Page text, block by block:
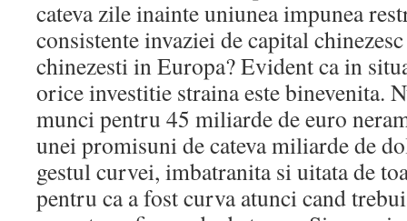
cateva zile inainte uniunea impunea
consistente invaziei de capital
chinezesti in Europa? Evident ca in
orice investitie straina este binevenita.
munci pentru 45 miliarde de euro
unei promisuni de cateva miliarde de
gestul curvei, imbatranita si uitata de
pentru ca a fost curva atunci cand